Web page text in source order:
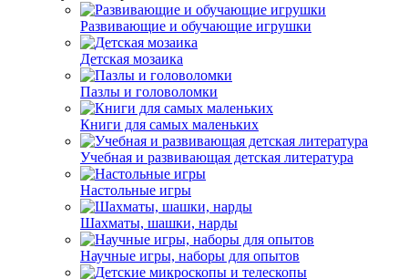
Развивающие и обучающие игрушки
Детская мозаика
Пазлы и головоломки
Книги для самых маленьких
Учебная и развивающая детская литература
Настольные игры
Шахматы, шашки, нарды
Научные игры, наборы для опытов